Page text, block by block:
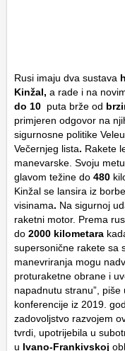
Rusi imaju dva sustava
Kinžal, a rade i na
do 10 puta brže od
primjeren odgovor na
sigurnosne politike
Večernjeg lista. Rakete
manevarske. Svoju
glavom težine do 480
Kinžal se lansira iz
visinama. Na sigurnoj
raketni motor. Prema
do 2000 kilometara
supersonične rakete sa
manevriranja mogu
proturaketne obrane i
napadnutu stranu”,
konferencije iz 2019.
zadovoljstvo razvojem
tvrdi, upotrijebila u
u Ivano-Frankivskoj